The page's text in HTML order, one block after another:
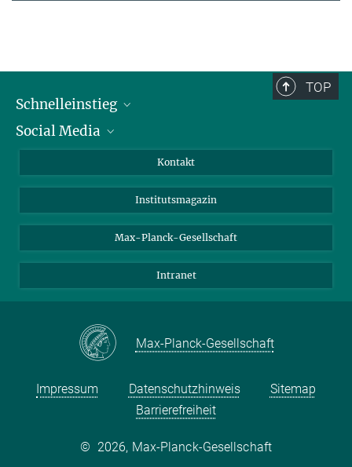
TOP
Schnelleinstieg
Alumni
Schulen
Studierende
Social Media
Facebook
YouTube
Kontakt
Institutsmagazin
Max-Planck-Gesellschaft
Intranet
Max-Planck-Gesellschaft
Impressum Datenschutzhinweis
Sitemap
Barrierefreiheit
© 2026, Max-Planck-Gesellschaft